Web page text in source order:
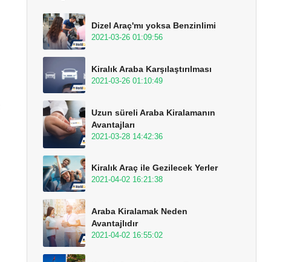
Dizel Araç'mı yoksa Benzinlimi
2021-03-26 01:09:56
Kiralık Araba Karşılaştırılması
2021-03-26 01:10:49
Uzun süreli Araba Kiralamanın
Avantajları
2021-03-28 14:42:36
Kiralık Araç ile Gezilecek Yerler
2021-04-02 16:21:38
Araba Kiralamak Neden
Avantajlıdır
2021-04-02 16:55:02